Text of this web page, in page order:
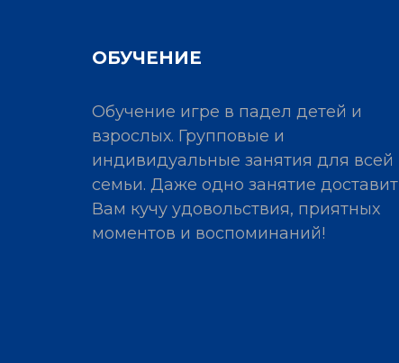
ОБУЧЕНИЕ
Обучение игре в падел детей и
взрослых. Групповые и
индивидуальные занятия для всей
семьи. Даже одно занятие доставит
Вам кучу удовольствия, приятных
моментов и воспоминаний!